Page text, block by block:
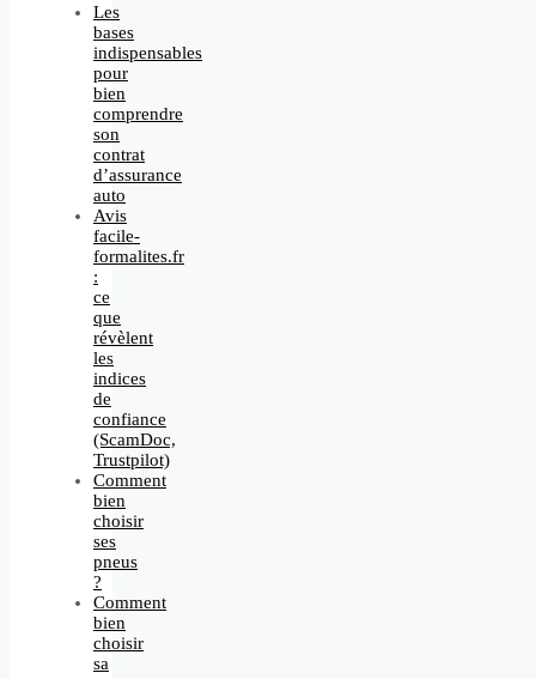
Les
bases
indispensables
pour
bien
comprendre
son
contrat
d’assurance
auto
Avis
facile-
formalites.fr
:
ce
que
révèlent
les
indices
de
confiance
(ScamDoc,
Trustpilot)
Comment
bien
choisir
ses
pneus
?
Comment
bien
choisir
sa